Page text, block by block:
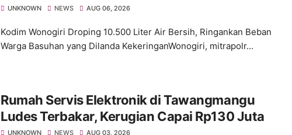
yang Dilanda Kekeringan
UNKNOWN NEWS AUG 06, 2026
Kodim Wonogiri Droping 10.500 Liter Air Bersih, Ringankan Beban
Warga Basuhan yang Dilanda KekeringanWonogiri, mitrapolr...
Rumah Servis Elektronik di Tawangmangu
Ludes Terbakar, Kerugian Capai Rp130 Juta
UNKNOWN NEWS AUG 03, 2026